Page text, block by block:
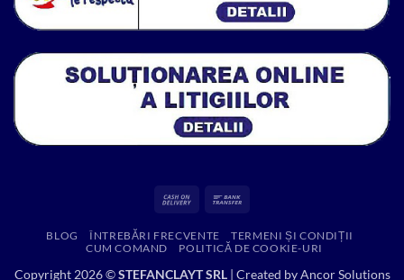
Cash
Delivery
BLOG ÎNTREBĂRI FRECVENTE
TERMENI ȘI CONDIȚII
CUM COMAND
POLITICĂ DE COOKIE-URI
Copyright 2026 ©STEFANCLAYT SRL| Created byAncor Solutions